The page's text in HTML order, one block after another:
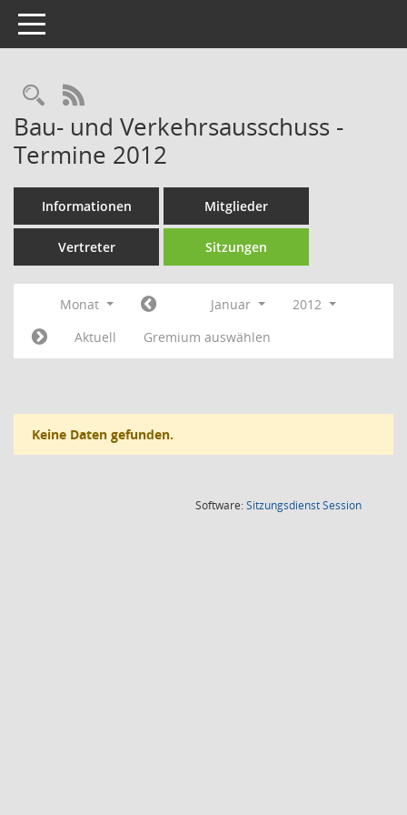
Toggle navigation
Rechercheauswahl
RSS-Feed
Bau- und Verkehrsausschuss -
Termine 2012
Informationen Mitglieder
Vertreter Sitzungen
Monat Januar
2012
Aktuell
Gremium auswählen
Keine Daten gefunden.
Software:SitzungsdienstSession(Wird in